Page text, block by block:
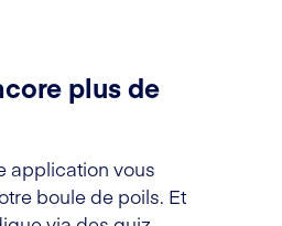
plus de
application vous
boule de poils. Et